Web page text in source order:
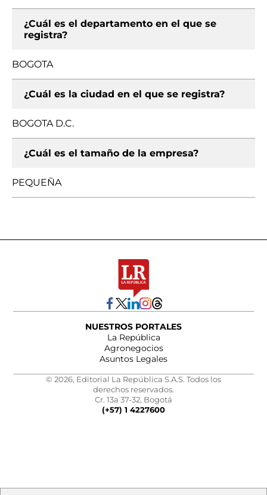
¿Cuál es el departamento en el que se
registra?
BOGOTA
¿Cuál es la ciudad en el que se registra?
BOGOTA D.C.
¿Cuál es el tamaño de la empresa?
PEQUEÑA
NUESTROS PORTALES
La República
Agronegocios
Asuntos Legales
© 2026, Editorial La República S.A.S. Todos los
derechos reservados.
Cr. 13a 37-32, Bogotá
(+57) 1 4227600